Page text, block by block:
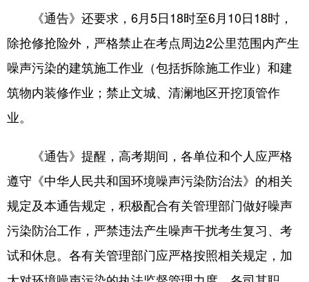
《通告》还要求，6月5日18时至6月10日18时，
除抢修抢险外，严格禁止在考点周边2公里范围内产生
噪声污染的建筑施工作业（包括拆除施工作业）和建
筑物内装修作业；禁止文城、清澜地区开挖顶管作
业。
《通告》提醒，高考期间，各单位和个人应严格
遵守《中华人民共和国环境噪声污染防治法》的相关
规定及本通告规定，积极配合有关管理部门做好噪声
污染防治工作，严禁违法产生噪声干扰考生复习、考
试和休息。各有关管理部门应严格按照相关规定，加